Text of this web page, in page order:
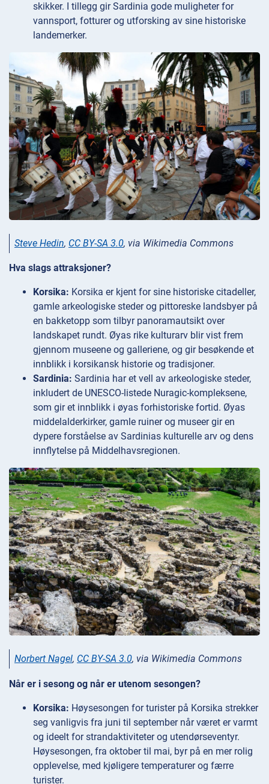
skikker. I tillegg gir Sardinia gode muligheter for
vannsport, fotturer og utforsking av sine historiske
landemerker.
Steve Hedin, CC BY-SA 3.0, via Wikimedia Commons
Hva slags attraksjoner?
Korsika: Korsika er kjent for sine historiske citadeller,
gamle arkeologiske steder og pittoreske landsbyer på
en bakketopp som tilbyr panoramautsikt over
landskapet rundt. Øyas rike kulturarv blir vist frem
gjennom museene og galleriene, og gir besøkende et
innblikk i korsikansk historie og tradisjoner.
Sardinia: Sardinia har et vell av arkeologiske steder,
inkludert de UNESCO-listede Nuragic-kompleksene,
som gir et innblikk i øyas forhistoriske fortid. Øyas
middelalderkirker, gamle ruiner og museer gir en
dypere forståelse av Sardinias kulturelle arv og dens
innflytelse på Middelhavsregionen.
Norbert Nagel, CC BY-SA 3.0, via Wikimedia Commons
Når er i sesong og når er utenom sesongen?
Korsika: Høysesongen for turister på Korsika strekker
seg vanligvis fra juni til september når været er varmt
og ideelt for strandaktiviteter og utendørseventyr.
Høysesongen, fra oktober til mai, byr på en mer rolig
opplevelse, med kjøligere temperaturer og færre
turister.